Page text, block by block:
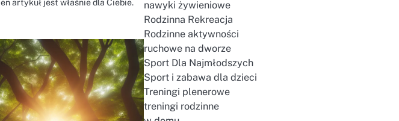
artykuł jest właśnie dla Ciebie.
nawyki żywieniowe
Rodzinna Rekreacja
Rodzinne aktywności
ruchowe na dworze
Sport Dla Najmłodszych
Sport i zabawa dla dzieci
Treningi plenerowe
treningi rodzinne